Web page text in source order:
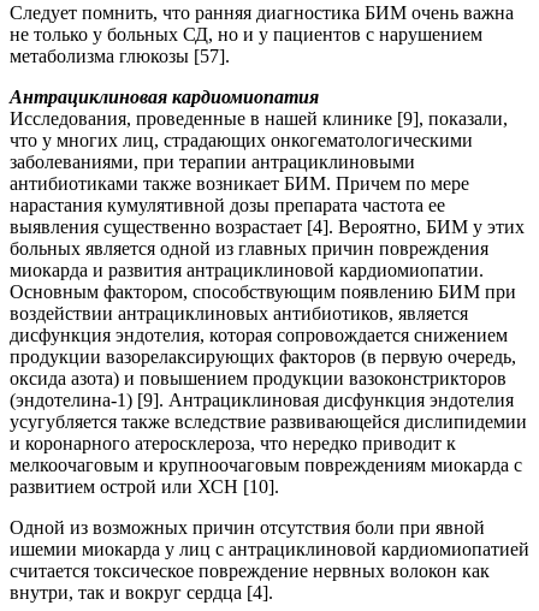
Следует помнить, что ранняя диагностика БИМ очень важна
не только у больных СД, но и у пациентов с нарушением
метаболизма глюкозы [57].
Антрациклиновая кардиомиопатия
Исследования, проведенные в нашей клинике [9], показали,
что у многих лиц, страдающих онкогематологическими
заболеваниями, при терапии антрациклиновыми
антибиотиками также возникает БИМ. Причем по мере
нарастания кумулятивной дозы препарата частота ее
выявления существенно возрастает [4]. Вероятно, БИМ у этих
больных является одной из главных причин повреждения
миокарда и развития антрациклиновой кардиомиопатии.
Основным фактором, способствующим появлению БИМ при
воздействии антрациклиновых антибиотиков, является
дисфункция эндотелия, которая сопровождается снижением
продукции вазорелаксирующих факторов (в первую очередь,
оксида азота) и повышением продукции вазоконстрикторов
(эндотелина-1) [9]. Антрациклиновая дисфункция эндотелия
усугубляется также вследствие развивающейся дислипидемии
и коронарного атеросклероза, что нередко приводит к
мелкоочаговым и крупноочаговым повреждениям миокарда с
развитием острой или ХСН [10].
Одной из возможных причин отсутствия боли при явной
ишемии миокарда у лиц с антрациклиновой кардиомиопатией
считается токсическое повреждение нервных волокон как
внутри, так и вокруг сердца [4].